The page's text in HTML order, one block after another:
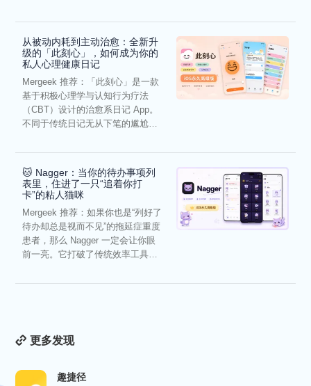
从被动内耗到主动治愈：全新升
级的「此刻心」，如何成为你的
私人心理健康日记
Mergeek 推荐：「此刻心」是一款
基于积极心理学与认知行为疗法
（CBT）设计的治愈系日记 App。
不同于传统日记无从下笔的尴尬，
🐱 Nagger：当你的待办事项列
表里，住进了一只“追着你打
卡”的粘人猫咪
Mergeek 推荐：如果你也是“列好了
待办却总是视而不见”的拖延症重度
患者，那么 Nagger 一定会让你眼
前一亮。它打破了传统效率工具冰
更多发现
趣捷径